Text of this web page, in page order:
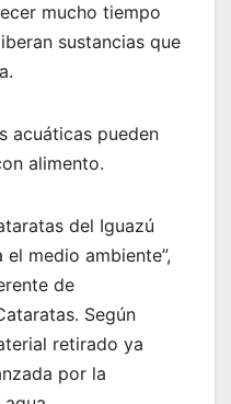
mucho tiempo
sustancias que
acuáticas pueden
alimento.
del Iguazú
medio ambiente”,
de
Según
retirado ya
por la